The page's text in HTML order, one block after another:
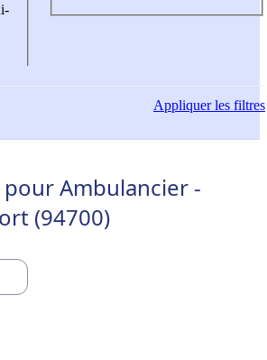
Appliquerles filtres
pour Ambulancier -
(94700)